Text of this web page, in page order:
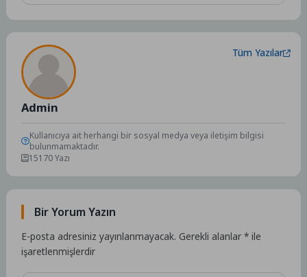
Admin
Tüm Yazılar
Kullanıcıya ait herhangi bir sosyal medya veya iletişim bilgisi
bulunmamaktadır.
15170 Yazı
Bir Yorum Yazın
E-posta adresiniz yayınlanmayacak. Gerekli alanlar* ile
işaretlenmişlerdir